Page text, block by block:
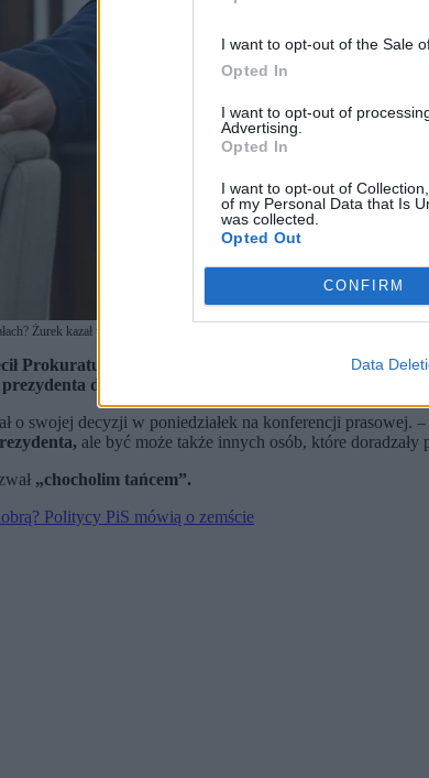
I want to opt-out of the Sale
Opted In
I want to opt-out of
Advertising.
Opted In
I want to opt-out of
of my Personal Data that Is
was collected.
Opted Out
CONFIRM
Data
Żurek kazał wszcząć postępowanie. (fot. Piotr Nowak / PAP)
Prokuraturze zbadanie, czy doradcy prezydenta nie
do nieodebrania ślubowań od nowych
o swojej decyzji w poniedziałek na konferencji prasowej.
ale być może także innych osób, które
„chocholim tańcem”.
Politycy PiS mówią o zemście